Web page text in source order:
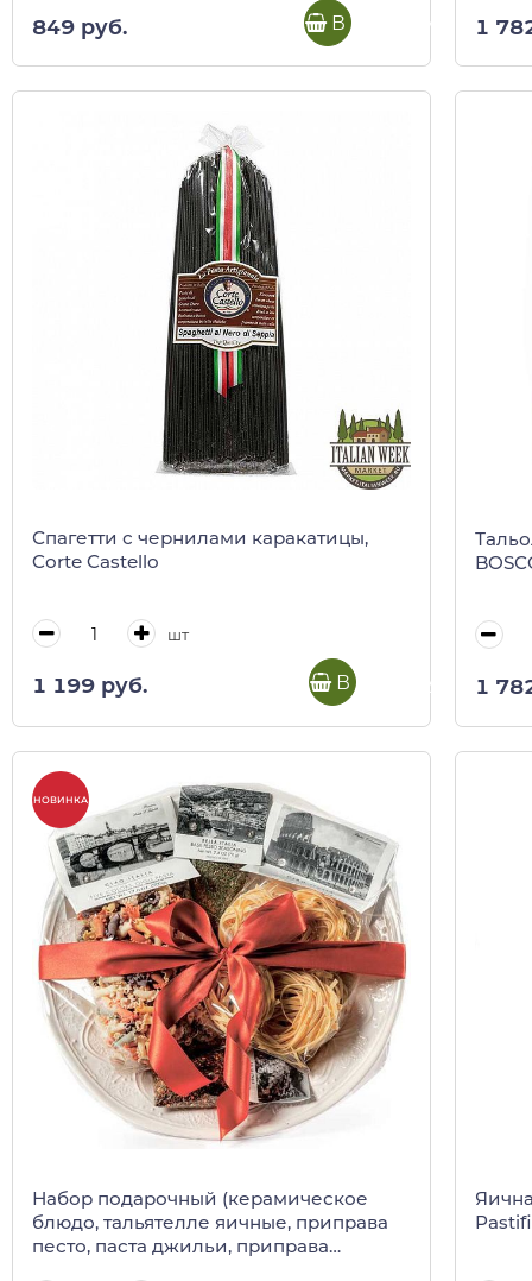
849 руб. В корзину 1
Спагетти с чернилами каракатицы,
Corte Castello
шт
1 199 руб. В корзину 1
НОВИНКА
Набор подарочный (керамическое
блюдо, тальятелле яичные, приправа
песто, паста джильи, приправа